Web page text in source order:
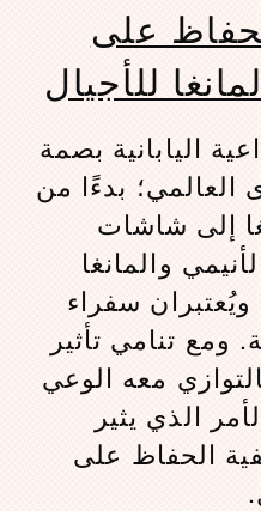
على
للأجيال
اليابانية بصمة
بدءًا من
إلى شاشات
والمانغا
ويُعتبران سفراء
ومع تنامي تأثير
معه الوعي
الذي يثير
الحفاظ على